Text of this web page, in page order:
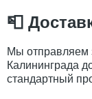
📮
Мы отправляем
Калининграда
стандартный